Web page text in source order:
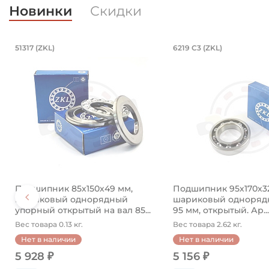
Новинки Скидки
(Kramp)Артикул 94840 (Kramp)
23 мм, шарнирный на вал 35 мм.
Подшипник 85х150х49 мм,
51317 (ZKL)
Подшипник 85х150х49 мм,
шариковый однорядный
упорный открытый на вал 85...
Вес товара 0.13 кг.
Нет в наличии
5 928 ₽
Подшипник
6219 C3 (ZKL)
Подшипник
шариковый
95 мм, открытый. Ар...
Вес товара 2.62 кг.
Нет в наличии
5 156 ₽